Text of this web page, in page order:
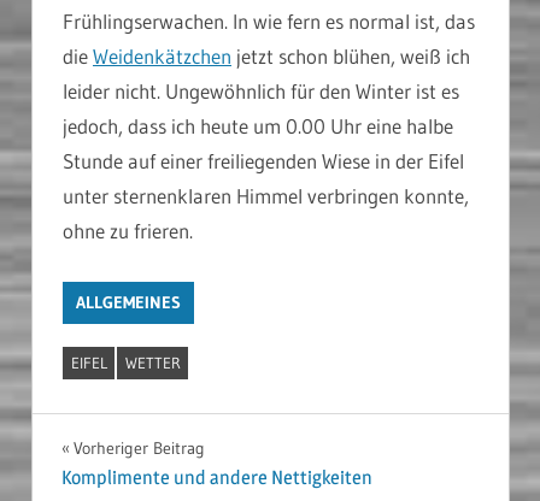
Frühlingserwachen. In wie fern es normal ist, das
dieWeidenkätzchen jetzt schon blühen, weiß ich
leider nicht. Ungewöhnlich für den Winter ist es
jedoch, dass ich heute um 0.00 Uhr eine halbe
Stunde auf einer freiliegenden Wiese in der Eifel
unter sternenklaren Himmel verbringen konnte,
ohne zu frieren.
ALLGEMEINES
EIFEL WETTER
Beitragsnavigation
Vorheriger Beitrag
Komplimente und andere Nettigkeiten